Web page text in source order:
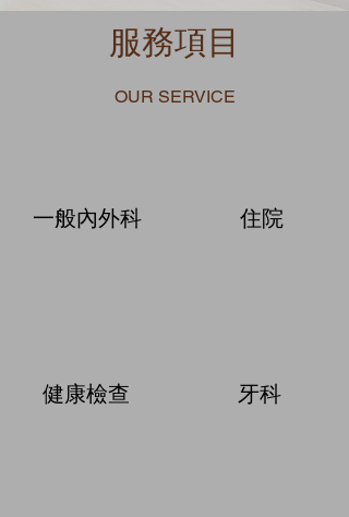
服務項目
OUR SERVICE
​一般內外科 住院
​健康檢查 ​牙科